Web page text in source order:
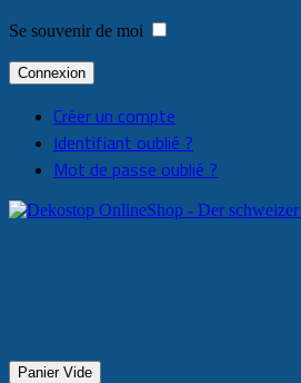
Se souvenir de moi
Connexion
Créer un compte
Identifiant oublié ?
Mot de passe oublié ?
Panier Vide